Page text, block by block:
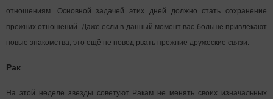
отношениям. Основной задачей этих дней должно стать сохранение
прежних отношений. Даже если в данный момент вас больше привлекают
новые знакомства, это ещё не повод рвать прежние дружеские связи.
Рак
На этой неделе звезды советуют Ракам не менять своих изначальных